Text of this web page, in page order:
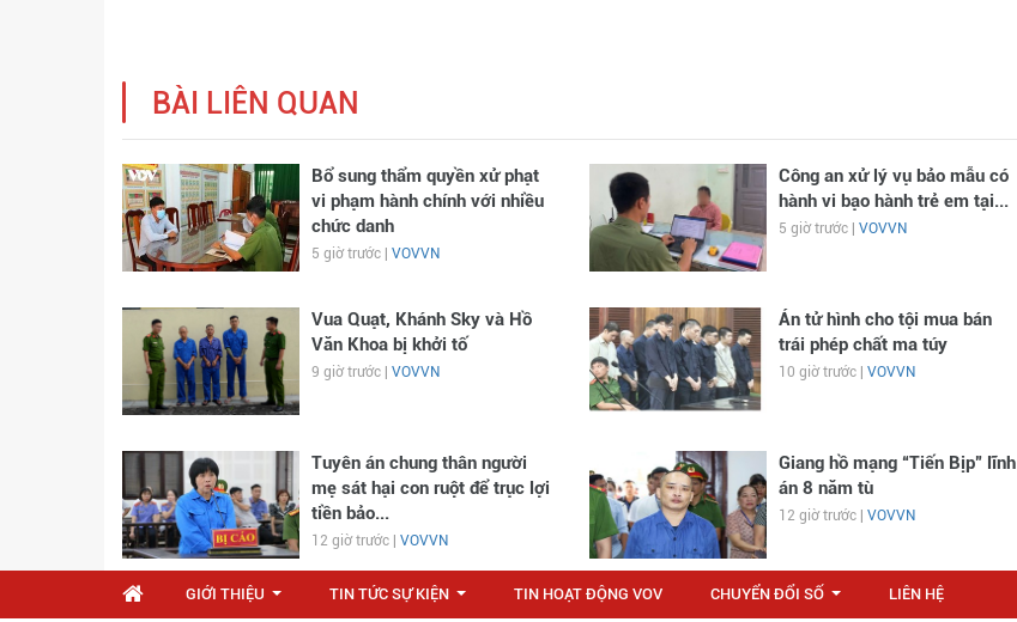
BÀI LIÊN QUAN
Bổ sung thẩm quyền xử phạt
vi phạm hành chính với nhiều
chức danh
5 giờ trước | VOVVN
Công an xử lý vụ bảo mẫu có
hành vi bạo hành trẻ em tại...
5 giờ trước | VOVVN
Vua Quạt, Khánh Sky và Hồ
Văn Khoa bị khởi tố
9 giờ trước | VOVVN
Án tử hình cho tội mua bán
trái phép chất ma túy
10 giờ trước | VOVVN
Tuyên án chung thân người
mẹ sát hại con ruột để trục lợi
tiền bảo...
12 giờ trước | VOVVN
Giang hồ mạng “Tiến Bịp” lĩnh
án 8 năm tù
12 giờ trước | VOVVN
GIỚI THIỆU TIN TỨC SỰ KIỆN TIN HOẠT ĐỘNG VOV CHUYỂN ĐỔI SỐ LIÊN HỆ